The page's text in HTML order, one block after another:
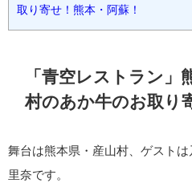
取り寄せ！熊本・阿蘇！
「青空レストラン」
村のあか牛のお取り
舞台は熊本県・産山村、ゲスト
里奈です。